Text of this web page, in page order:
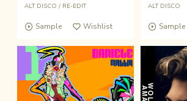
ALT DISCO / RE-EDIT
Sample Wishlist
ALT DISCO
Sample